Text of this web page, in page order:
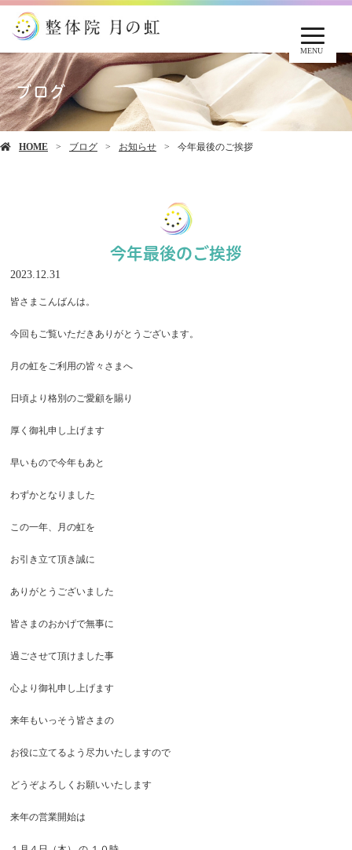
MENU
ブログ
HOME ブログ お知らせ 今年最後のご挨拶
今年最後のご挨拶
2023.12.31
皆さまこんばんは。
今回もご覧いただきありがとうございます。
月の虹をご利用の皆々さまへ
日頃より格別のご愛顧を賜り
厚く御礼申し上げます
早いもので今年もあと
わずかとなりました
この一年、月の虹を
お引き立て頂き誠に
ありがとうございました
皆さまのおかげで無事に
過ごさせて頂けました事
心より御礼申し上げます
来年もいっそう皆さまの
お役に立てるよう尽力いたしますので
どうぞよろしくお願いいたします
来年の営業開始は